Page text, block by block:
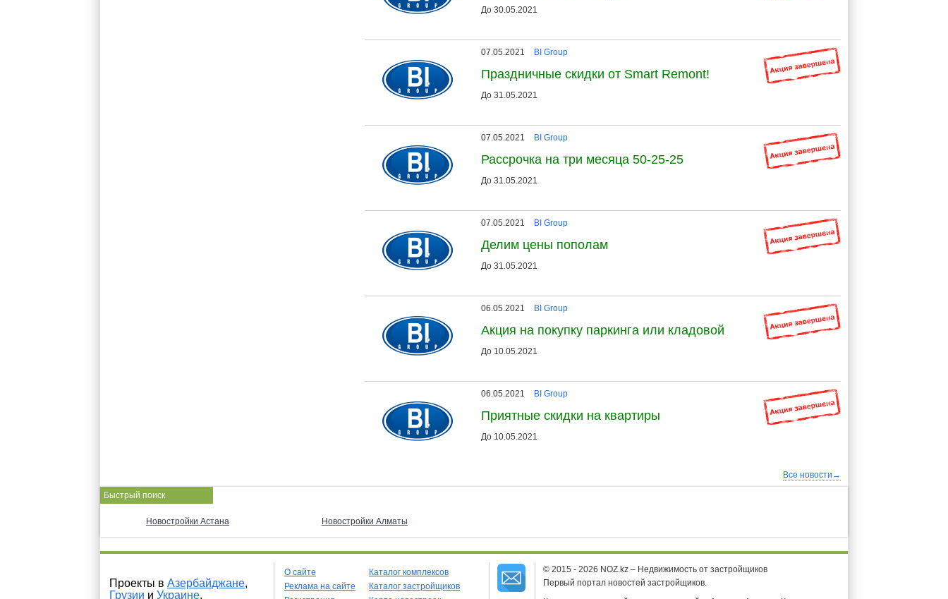
До 30.05.2021
07.05.2021 BI Group
Праздничные скидки от Smart Remont!
До 31.05.2021
07.05.2021 BI Group
Рассрочка на три месяца 50-25-25
До 31.05.2021
07.05.2021 BI Group
Делим цены пополам
До 31.05.2021
06.05.2021 BI Group
Акция на покупку паркинга или кладовой
До 10.05.2021
06.05.2021 BI Group
Приятные скидки на квартиры
До 10.05.2021
Все новости→
Быстрый поиск
Новостройки Астана Новостройки Алматы
Проекты в Азербайджане,
Грузии и Украине.
О сайте
Реклама на сайте
Каталог комплексов
Каталог застройщиков
© 2015 - 2026 NOZ.kz – Недвижимость от застройщиков
Первый портал новостей застройщиков.